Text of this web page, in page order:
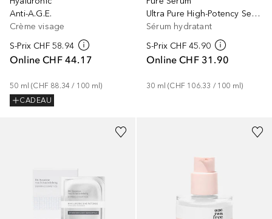
Anti-A.G.E.
Crème visage
S-Prix CHF 58.94
Online CHF 44.17
50 ml (CHF 88.34 / 100 ml)
CADEAU
Ultra Pure High-Potency Serum 1.5% Hyaluronic Acid
Sérum hydratant
S-Prix CHF 45.90
Online CHF 31.90
30 ml (CHF 106.33 / 100 ml)